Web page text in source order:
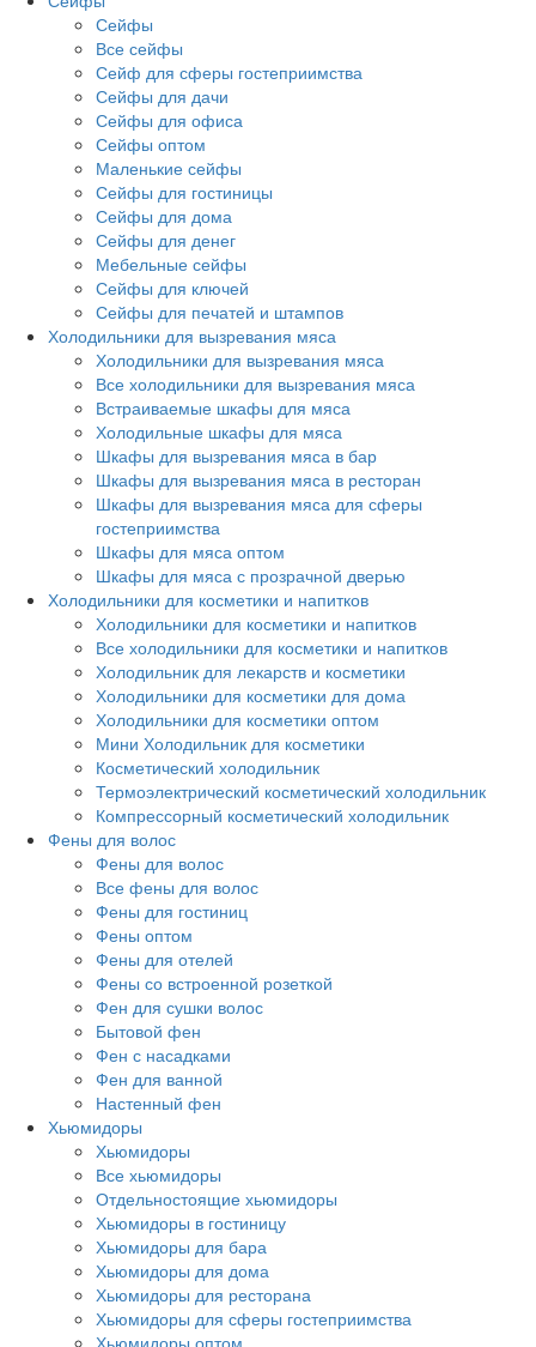
Сейфы
Все сейфы
Сейф для сферы гостеприимства
Сейфы для дачи
Сейфы для офиса
Сейфы оптом
Маленькие сейфы
Сейфы для гостиницы
Сейфы для дома
Сейфы для денег
Мебельные сейфы
Сейфы для ключей
Сейфы для печатей и штампов
Холодильники для вызревания мяса
Холодильники для вызревания мяса
Все холодильники для вызревания мяса
Встраиваемые шкафы для мяса
Холодильные шкафы для мяса
Шкафы для вызревания мяса в бар
Шкафы для вызревания мяса в ресторан
Шкафы для вызревания мяса для сферы
гостеприимства
Шкафы для мяса оптом
Шкафы для мяса с прозрачной дверью
Холодильники для косметики и напитков
Холодильники для косметики и напитков
Все холодильники для косметики и напитков
Холодильник для лекарств и косметики
Холодильники для косметики для дома
Холодильники для косметики оптом
Мини Холодильник для косметики
Косметический холодильник
Термоэлектрический косметический холодильник
Компрессорный косметический холодильник
Фены для волос
Фены для волос
Все фены для волос
Фены для гостиниц
Фены оптом
Фены для отелей
Фены со встроенной розеткой
Фен для сушки волос
Бытовой фен
Фен с насадками
Фен для ванной
Настенный фен
Хьюмидоры
Хьюмидоры
Все хьюмидоры
Отдельностоящие хьюмидоры
Хьюмидоры в гостиницу
Хьюмидоры для бара
Хьюмидоры для дома
Хьюмидоры для ресторана
Хьюмидоры для сферы гостеприимства